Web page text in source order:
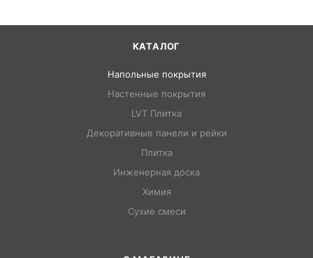
КАТАЛОГ
Напольные покрытия
Настенные покрытия
LVT Плитка
Декоративные панели и рейки
Плитка
Инженерная доска
Химия
Сухие смеси